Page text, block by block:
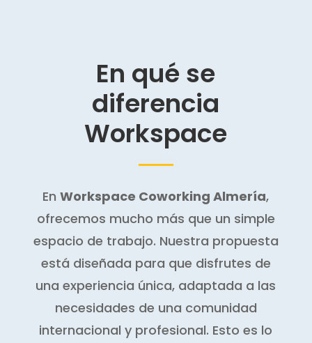
En qué se
diferencia
Workspace
EnWorkspace Coworking Almería,
ofrecemos mucho más que un simple
espacio de trabajo. Nuestra propuesta
está diseñada para que disfrutes de
una experiencia única, adaptada a las
necesidades de una comunidad
internacional y profesional. Esto es lo